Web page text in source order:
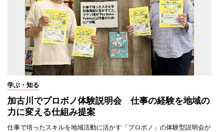
学ぶ・知る
加古川でプロボノ体験説明会 仕事の経験を地域の
力に変える仕組み提案
仕事で培ったスキルを地域活動に活かす「プロボノ」の体験型説明会が